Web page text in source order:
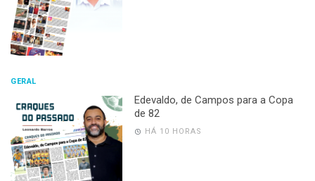
GERAL
Edevaldo, de Campos para a Copa
de 82
HÁ 10 HORAS